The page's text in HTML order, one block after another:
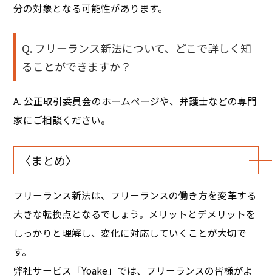
分の対象となる可能性があります。
Q. フリーランス新法について、どこで詳しく知
ることができますか？
A. 公正取引委員会のホームページや、弁護士などの専門
家にご相談ください。
〈まとめ〉
フリーランス新法は、フリーランスの働き方を変革する
大きな転換点となるでしょう。メリットとデメリットを
しっかりと理解し、変化に対応していくことが大切で
す。
弊社サービス「Yoake」では、フリーランスの皆様がよ